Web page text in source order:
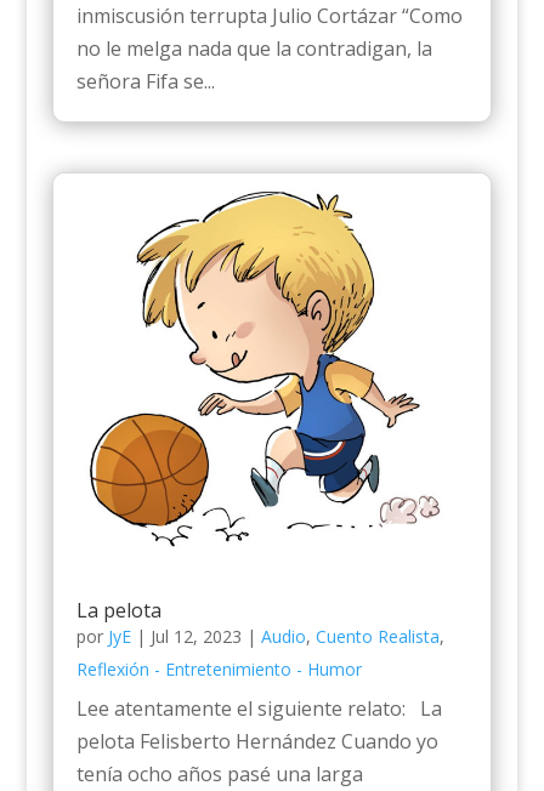
inmiscusión terrupta Julio Cortázar “Como
no le melga nada que la contradigan, la
señora Fifa se...
La pelota
por JyE| Jul 12, 2023 | Audio, Cuento Realista,
Reflexión - Entretenimiento - Humor
Lee atentamente el siguiente relato: La
pelota Felisberto Hernández Cuando yo
tenía ocho años pasé una larga